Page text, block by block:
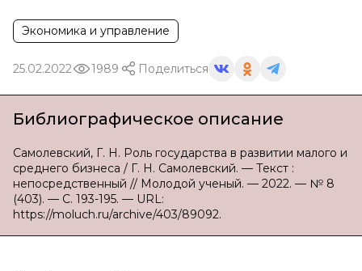
Экономика и управление
25.02.2022 1989 Поделиться
Библиографическое описание
Самолевский, Г. Н. Роль государства в развитии малого и
среднего бизнеса / Г. Н. Самолевский. — Текст :
непосредственный // Молодой ученый. — 2022. — № 8
(403). — С. 193-195. — URL:
https://moluch.ru/archive/403/89092.